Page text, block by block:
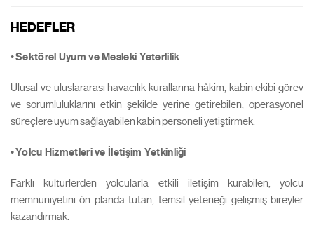
HEDEFLER
•Sektörel Uyum ve Mesleki Yeterlilik
Ulusal ve uluslararası havacılık kurallarına hâkim, kabin ekibi görev
ve sorumluluklarını etkin şekilde yerine getirebilen, operasyonel
süreçlere uyum sağlayabilen kabin personeli yetiştirmek.
•Yolcu Hizmetleri ve İletişim Yetkinliği
Farklı kültürlerden yolcularla etkili iletişim kurabilen, yolcu
memnuniyetini ön planda tutan, temsil yeteneği gelişmiş bireyler
kazandırmak.